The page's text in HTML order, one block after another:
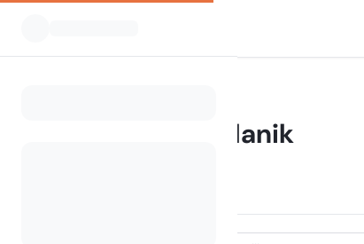
Kampiranje Planik